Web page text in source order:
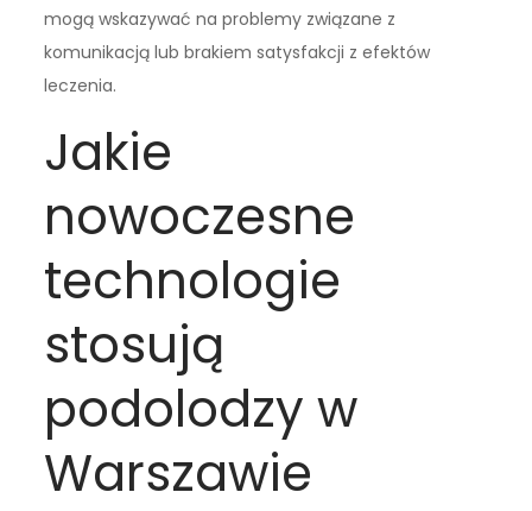
mogą wskazywać na problemy związane z
komunikacją lub brakiem satysfakcji z efektów
leczenia.
Jakie
nowoczesne
technologie
stosują
podolodzy w
Warszawie